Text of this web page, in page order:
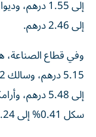
إلى 2.46 درهم.
سكل 0.41% إلى 0.24 درهم.